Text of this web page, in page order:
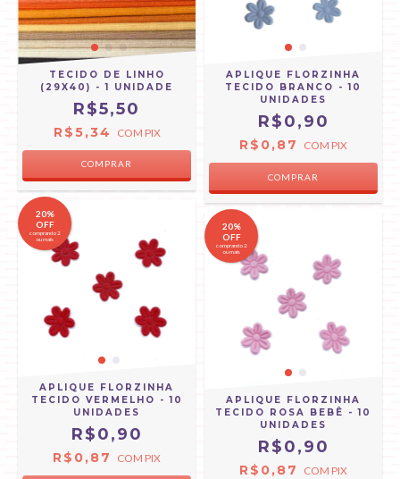
TECIDO DE LINHO
(29X40) - 1 UNIDADE
R$5,50
R$5,34 COM PIX
COMPRAR
APLIQUE FLORZINHA
TECIDO BRANCO - 10
UNIDADES
R$0,90
R$0,87 COM PIX
20%
OFF
comprando 2
ou mais
APLIQUE FLORZINHA
TECIDO VERMELHO - 10
UNIDADES
R$0,90
R$0,87 COM PIX
20%
OFF
comprando 2
ou mais
APLIQUE FLORZINHA
TECIDO ROSA BEBÊ - 10
UNIDADES
R$0,90
R$0,87 COM PIX